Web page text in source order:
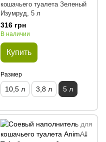
кошачьего туалета Зеленый
Изумруд, 5 л
316 грн
В наличии
Купить
Размер
10,5 л 3,8 л 5 л